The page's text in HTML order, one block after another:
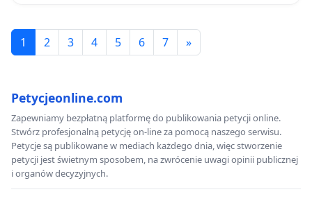
1 2 3 4 5 6 7 »
Petycjeonline.com
Zapewniamy bezpłatną platformę do publikowania petycji online.
Stwórz profesjonalną petycję on-line za pomocą naszego serwisu.
Petycje są publikowane w mediach każdego dnia, więc stworzenie
petycji jest świetnym sposobem, na zwrócenie uwagi opinii publicznej
i organów decyzyjnych.